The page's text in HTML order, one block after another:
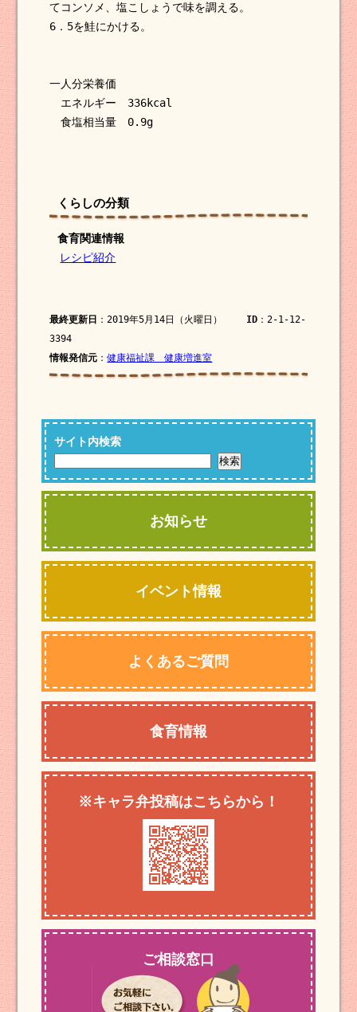
てコンソメ、塩こしょうで味を調える。
6．5を鮭にかける。
一人分栄養価
エネルギー 336kcal
食塩相当量 0.9g
くらしの分類
食育関連情報
レシピ紹介
最終更新日 ：2019年5月14日（火曜日） ID ：2-1-12-
3394
情報発信元 ：健康福祉課 健康増進室
サイト内検索
お知らせ
イベント情報
よくあるご質問
食育情報
※キャラ弁投稿はこちらから！
ご相談窓口